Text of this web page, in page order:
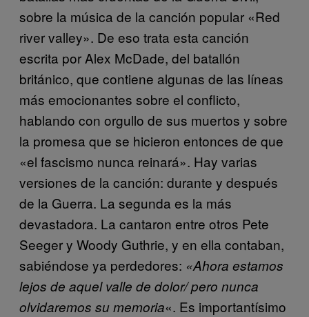
sobre la música de la canción popular «Red
river valley». De eso trata esta canción
escrita por Alex McDade, del batallón
británico, que contiene algunas de las líneas
más emocionantes sobre el conflicto,
hablando con orgullo de sus muertos y sobre
la promesa que se hicieron entonces de que
«el fascismo nunca reinará». Hay varias
versiones de la canción: durante y después
de la Guerra. La segunda es la más
devastadora. La cantaron entre otros Pete
Seeger y Woody Guthrie, y en ella contaban,
sabiéndose ya perdedores: «Ahora estamos
lejos de aquel valle de dolor/ pero nunca
olvidaremos su memoria«. Es importantísimo